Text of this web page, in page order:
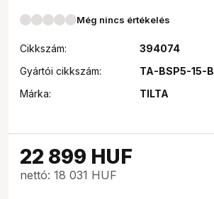
Még nincs értékelés
Cikkszám:
394074
Gyártói cikkszám:
TA-BSP5-15-B
Márka:
TILTA
22 899 HUF
nettó: 18 031 HUF